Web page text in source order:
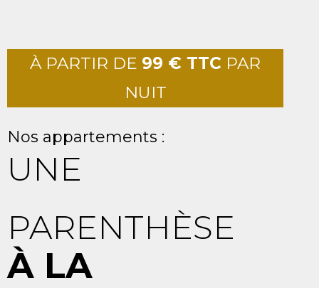
À PARTIR DE 99 € TTC PAR
NUIT
Nos appartements :
UNE
PARENTHÈSE
À LA